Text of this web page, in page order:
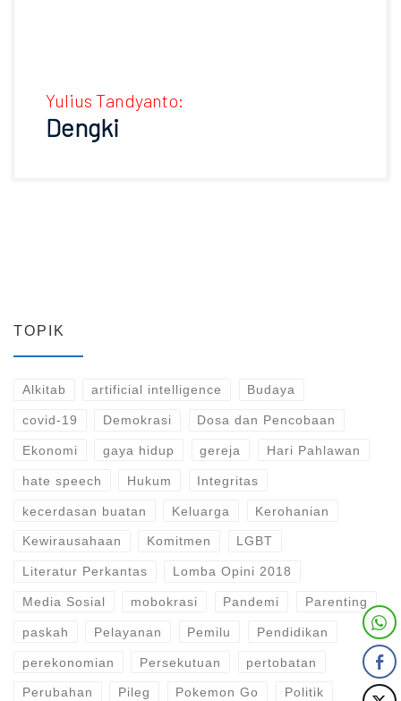
Yulius Tandyanto:
Dengki
TOPIK
Alkitab artificial intelligence Budaya
covid-19 Demokrasi Dosa dan Pencobaan
Ekonomi gaya hidup gereja Hari Pahlawan
hate speech Hukum Integritas
kecerdasan buatan Keluarga Kerohanian
Kewirausahaan Komitmen LGBT
Literatur Perkantas Lomba Opini 2018
Media Sosial mobokrasi Pandemi Parenting
paskah Pelayanan Pemilu Pendidikan
perekonomian Persekutuan pertobatan
Perubahan Pileg Pokemon Go Politik